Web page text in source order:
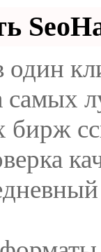
самых
бирж